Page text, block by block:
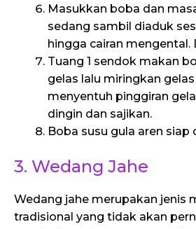
Masukkan boba dan
sedang sambil diaduk
hingga cairan mengental.
Tuang 1 sendok makan
gelas lalu miringkan
menyentuh pinggiran
dingin dan sajikan.
Boba susu gula aren siap
3. Wedang Jahe
Wedang jahe merupakan jenis
tradisional yang tidak akan